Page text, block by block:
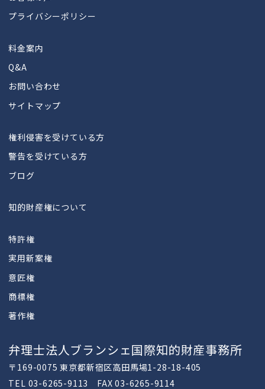
プライバシーポリシー
料金案内
Q&A
お問い合わせ
サイトマップ
権利侵害を受けている方
警告を受けている方
ブログ
知的財産権について
特許権
実用新案権
意匠権
商標権
著作権
弁理士法人ブランシェ国際知的財産事務所
〒169-0075 東京都新宿区高田馬場1-28-18-405
TEL 03-6265-9113 FAX 03-6265-9114